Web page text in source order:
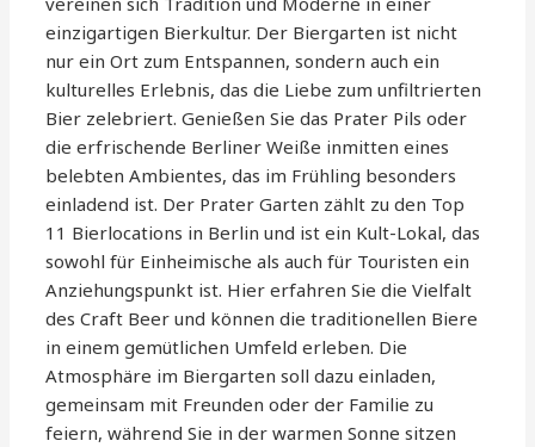
einzigartigen Bierkultur. Der Biergarten ist nicht
nur ein Ort zum Entspannen, sondern auch ein
kulturelles Erlebnis, das die Liebe zum unfiltrierten
Bier zelebriert. Genießen Sie das Prater Pils oder
die erfrischende Berliner Weiße inmitten eines
belebten Ambientes, das im Frühling besonders
einladend ist. Der Prater Garten zählt zu den Top
11 Bierlocations in Berlin und ist ein Kult-Lokal, das
sowohl für Einheimische als auch für Touristen ein
Anziehungspunkt ist. Hier erfahren Sie die Vielfalt
des Craft Beer und können die traditionellen Biere
in einem gemütlichen Umfeld erleben. Die
Atmosphäre im Biergarten soll dazu einladen,
gemeinsam mit Freunden oder der Familie zu
feiern, während Sie in der warmen Sonne sitzen